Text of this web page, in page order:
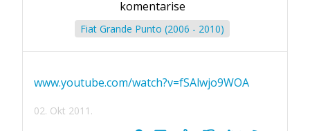
komentarise
Fiat Grande Punto (2006 - 2010)
www.youtube.com/watch?v=fSAlwjo9WOA
02. Okt 2011.